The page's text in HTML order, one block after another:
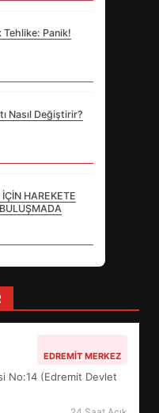
Tehlike: Panik!
Nasıl Değiştirir?
HAREKETE
EDREMIT MERKEZ
No:14 (Edremit Devlet
NE
SÜRE
DEĞİŞTİ?